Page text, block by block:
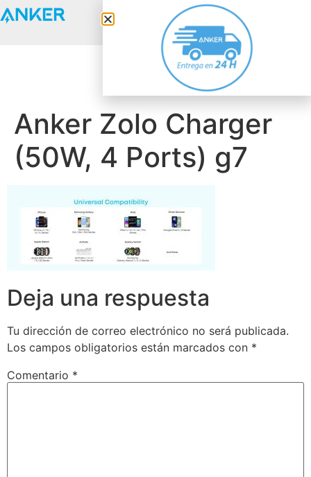
Anker Zolo Charger
(50W, 4 Ports) g7
Deja una respuesta
Tu dirección de correo electrónico no será publicada.
Los campos obligatorios están marcados con *
Comentario *